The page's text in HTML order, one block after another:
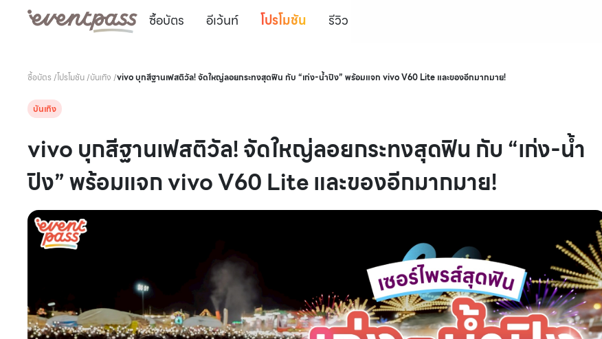
ซื้อบัตร อีเว้นท์ โปรโมชัน รีวิว
ซื้อบัตร /โปรโมชัน/บันเทิง /vivo บุกสีฐานเฟสติวัล! จัดใหญ่ลอยกระทงสุดฟิน กับ “เก่ง-น้ำปิง” พร้อมแจก vivo V60 Lite และของอีกมากมาย!
บันเทิง
vivo บุกสีฐานเฟสติวัล! จัดใหญ่ลอยกระทงสุดฟิน กับ “เก่ง-น้ำ
ปิง” พร้อมแจก vivo V60 Lite และของอีกมากมาย!